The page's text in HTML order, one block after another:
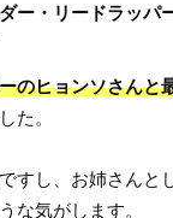
ー・リードラッパ
のヒョンソさんと
た。
すし、お姉さんと
な気がします。